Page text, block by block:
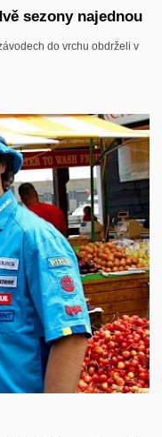
sezony najednou
do vrchu obdrželi v